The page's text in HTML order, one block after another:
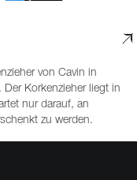
von Cavin in
Korkenzieher liegt in
nur darauf, an
zu werden.